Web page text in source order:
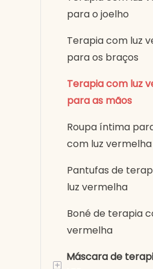
para o joelho
Terapia com luz
para os braços
Terapia com luz
para as mãos
Roupa íntima
com luz vermelha
Pantufas de
luz vermelha
Boné de terapia
vermelha
+
Máscara de